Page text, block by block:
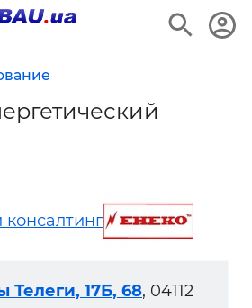
Телеги, 17Б, 68, 04112